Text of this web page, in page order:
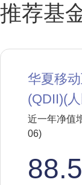
推荐基
华夏移
(QDII)(
近一年净值
06)